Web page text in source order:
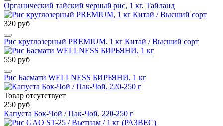
Органический тайский черный рис, 1 кг, Тайланд
320 руб
Рис круглозерный PREMIUM, 1 кг Китай / Высший сорт
550 руб
Рис Басмати WELLNESS БИРЬЯНИ, 1 кг
Товар отсутствует
250 руб
Капуста Бок-Чой / Пак-Чой, 220-250 г